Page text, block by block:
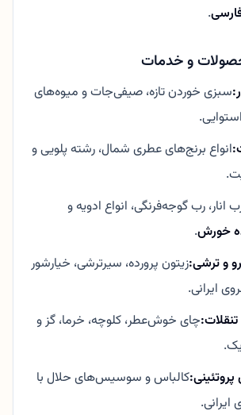
.
و خدمات
سبزی خوردن تازه، صیفی‌جات و میوه‌های
انواع برنج‌های عطری شمال، رشته پلویی و
انار، رب گوجه‌فرنگی، انواع ادویه و
خورش.
و ترشی:زیتون پرورده، سیرترشی، خیارشور
ایرانی.
چای خوش‌عطر، کلوچه، خرما، گز و
کالباس و سوسیس‌های حلال با